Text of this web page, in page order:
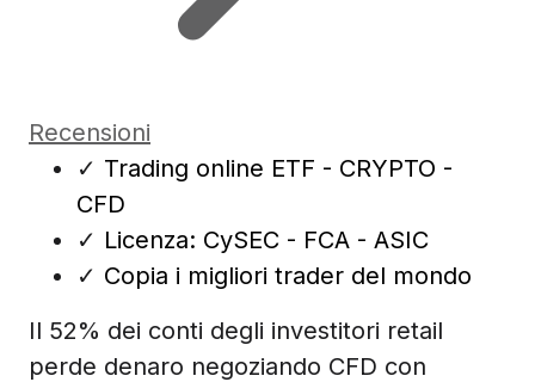
Recensioni
✓ Trading online ETF - CRYPTO -
CFD
✓ Licenza: CySEC - FCA - ASIC
✓ Copia i migliori trader del mondo
Il 52% dei conti degli investitori retail
perde denaro negoziando CFD con